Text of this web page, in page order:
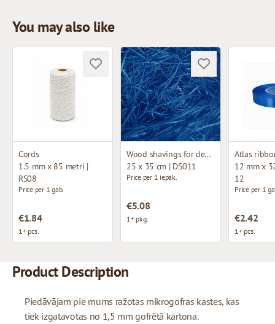
You may also like
Cords
1.5 mm x 85 metri |
RS08
Price per 1 gab.
€1.84
1+ pcs.
Wood shavings for decoration
25 x 35 cm | DS011
Price per 1 iepak.
€5.08
1+ pkg.
Atlas
12 mm x
12
Price per 1
€2.42
1+ pcs.
Product Description
Piedāvājam pie mums ražotas mikrogofras kastes, kas
tiek izgatavotas no 1,5 mm gofrētā kartona.